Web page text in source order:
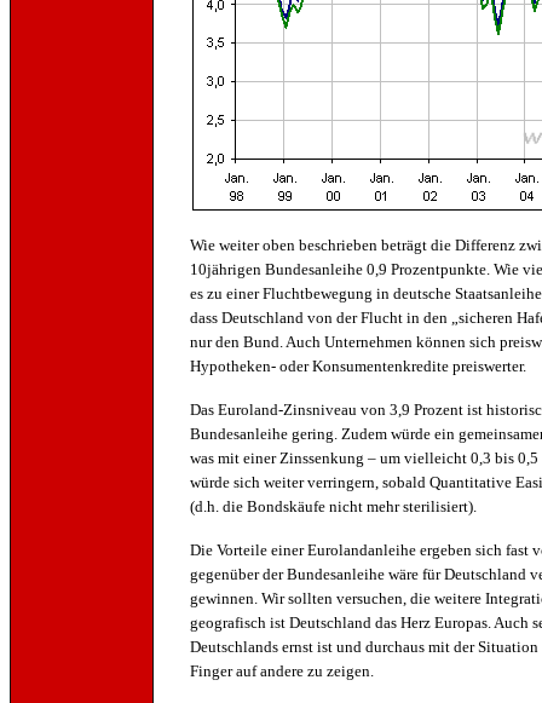
Wie weiter oben beschrieben beträgt die Differenz
10jährigen Bundesanleihe 0,9 Prozentpunkte. Wie
es zu einer Fluchtbewegung in deutsche
dass Deutschland von der Flucht in den „sicheren
nur den Bund. Auch Unternehmen können sich
Hypotheken- oder Konsumentenkredite preiswerter.
Das Euroland-Zinsniveau von 3,9 Prozent ist
Bundesanleihe gering. Zudem würde ein
was mit einer Zinssenkung – um vielleicht 0,3 bis
würde sich weiter verringern, sobald Quantitative
(d.h. die Bondskäufe nicht mehr sterilisiert).
Die Vorteile einer Eurolandanleihe ergeben sich fast
gegenüber der Bundesanleihe wäre für Deutschland
gewinnen. Wir sollten versuchen, die weitere
geografisch ist Deutschland das Herz Europas. Auch
Deutschlands ernst ist und durchaus mit der
Finger auf andere zu zeigen.